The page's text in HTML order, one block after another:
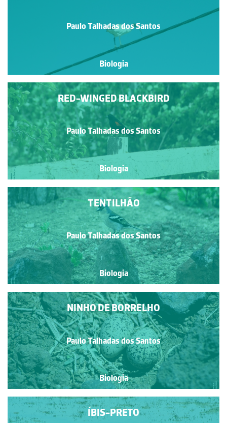
Paulo Talhadas dos Santos
Biologia
RED-WINGED BLACKBIRD
Paulo Talhadas dos Santos
Biologia
TENTILHÃO
Paulo Talhadas dos Santos
Biologia
NINHO DE BORRELHO
Paulo Talhadas dos Santos
Biologia
ÍBIS-PRETO